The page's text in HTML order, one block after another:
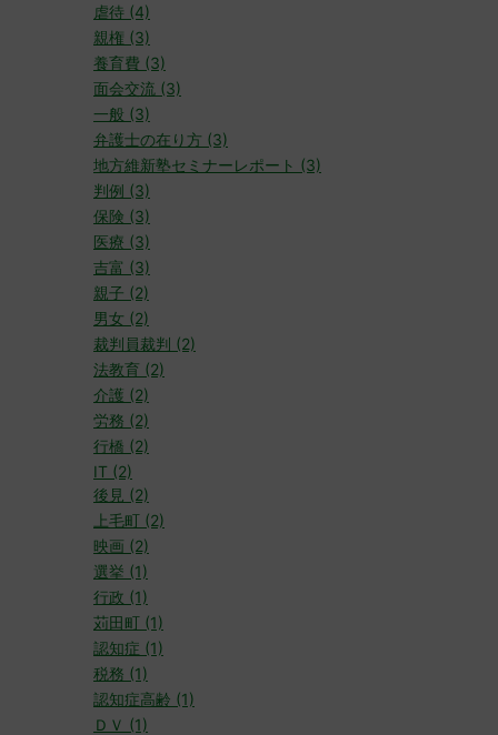
虐待 (4)
親権 (3)
養育費 (3)
面会交流 (3)
一般 (3)
弁護士の在り方 (3)
地方維新塾セミナーレポート (3)
判例 (3)
保険 (3)
医療 (3)
吉富 (3)
親子 (2)
男女 (2)
裁判員裁判 (2)
法教育 (2)
介護 (2)
労務 (2)
行橋 (2)
IT (2)
後見 (2)
上毛町 (2)
映画 (2)
選挙 (1)
行政 (1)
苅田町 (1)
認知症 (1)
税務 (1)
認知症高齢 (1)
ＤＶ (1)